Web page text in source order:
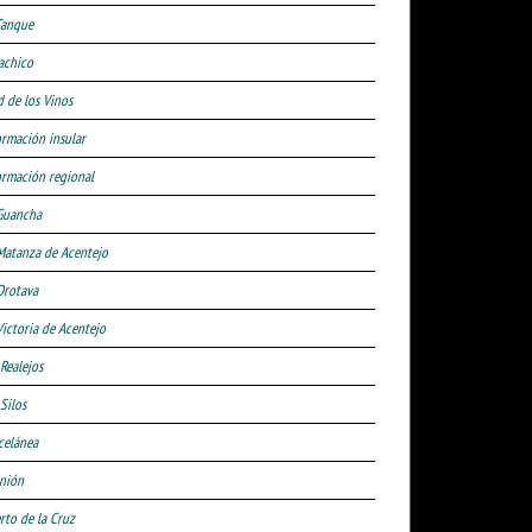
de los Vinos
insular
regional
de Acentejo
de Acentejo
de la Cruz